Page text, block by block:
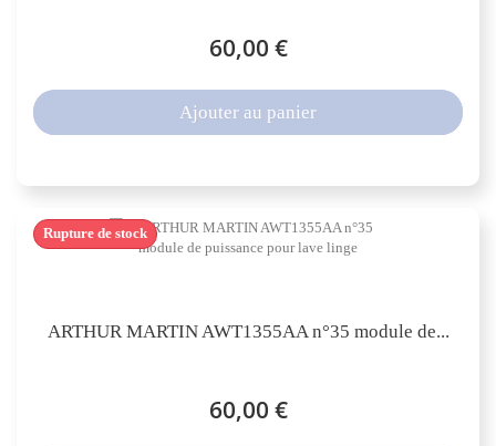
60,00 €
Ajouter au panier
ARTHUR MARTIN AWT1355AA n°35 module de...
60,00 €
Rupture de stock